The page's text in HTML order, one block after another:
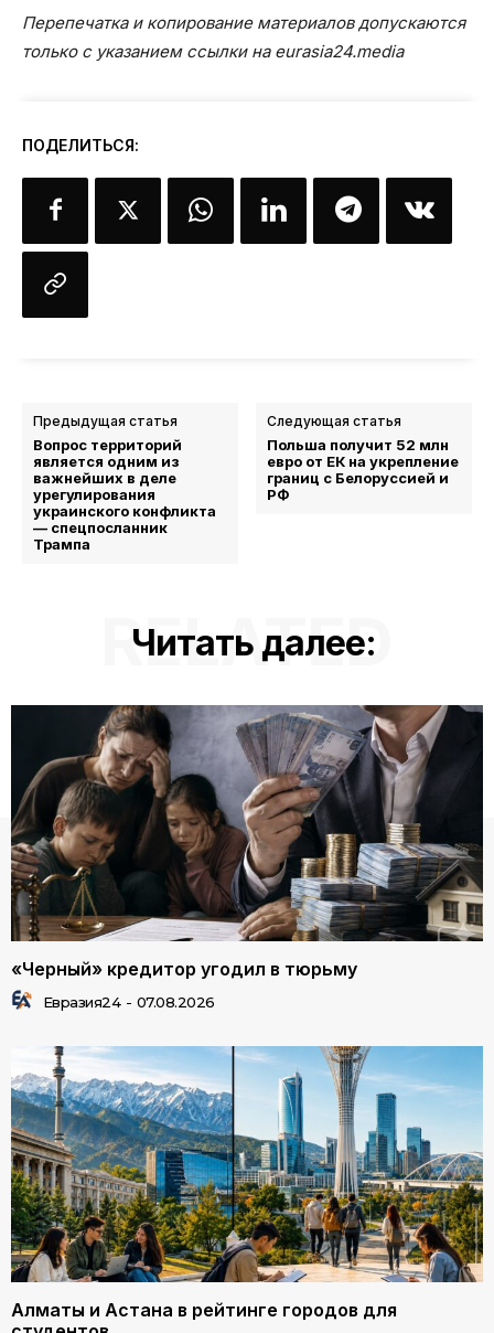
Перепечатка и копирование материалов допускаются
только с указанием ссылки на eurasia24.media
ПОДЕЛИТЬСЯ:
Предыдущая статья
Вопрос территорий
является одним из
важнейших в деле
урегулирования
украинского конфликта
— спецпосланник
Трампа
Следующая статья
Польша получит 52 млн
евро от ЕК на укрепление
границ с Белоруссией и
РФ
Читать далее:
RELATED
«Черный» кредитор угодил в тюрьму
Евразия24 - 07.08.2026
Алматы и Астана в рейтинге городов для